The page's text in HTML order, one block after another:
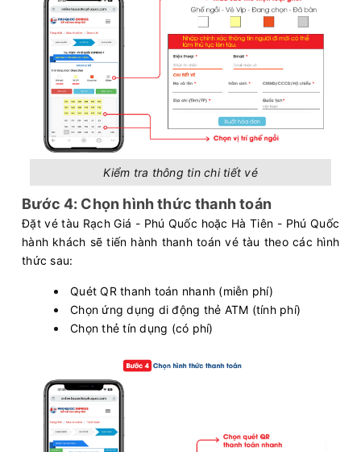
Kiểm tra thông tin chi tiết vé
Bước 4: Chọn hình thức thanh toán
Đặt vé tàu Rạch Giá - Phú Quốc hoặc Hà Tiên - Phú Quốc
hành khách sẽ tiến hành thanh toán vé tàu theo các hình
thức sau:
Quét QR thanh toán nhanh (miễn phí)
Chọn ứng dụng di động thẻ ATM (tính phí)
Chọn thẻ tín dụng (có phí)